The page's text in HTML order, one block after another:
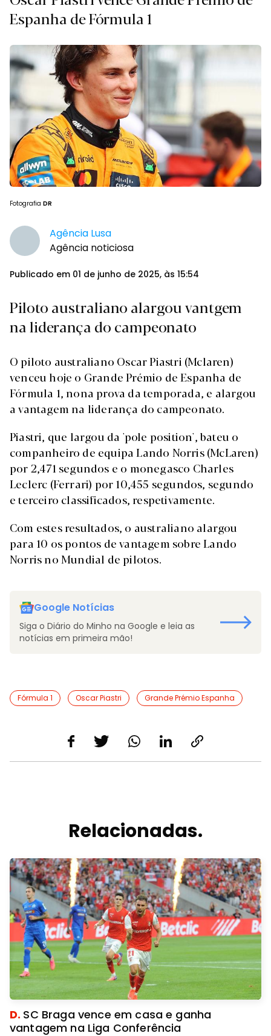
Espanha de Fórmula 1
Fotografia DR
Agência Lusa
Agência noticiosa
Publicado em 01 de junho de 2025, às 15:54
Piloto australiano alargou vantgem
na liderança do campeonato
O piloto australiano Oscar Piastri (Mclaren)
venceu hoje o Grande Prémio de Espanha de
Fórmula 1, nona prova da temporada, e alargou
a vantagem na liderança do campeonato.
Piastri, que largou da 'pole position', bateu o
companheiro de equipa Lando Norris (McLaren)
por 2,471 segundos e o monegasco Charles
Leclerc (Ferrari) por 10,455 segundos, segundo
e terceiro classificados, respetivamente.
Com estes resultados, o australiano alargou
para 10 os pontos de vantagem sobre Lando
Norris no Mundial de pilotos.
Google Notícias
Siga o Diário do Minho na Google e leia as
notícias em primeira mão!
Fórmula 1 Oscar Piastri Grande Prémio Espanha
Relacionadas.
D. SC Braga vence em casa e ganha
vantagem na Liga Conferência